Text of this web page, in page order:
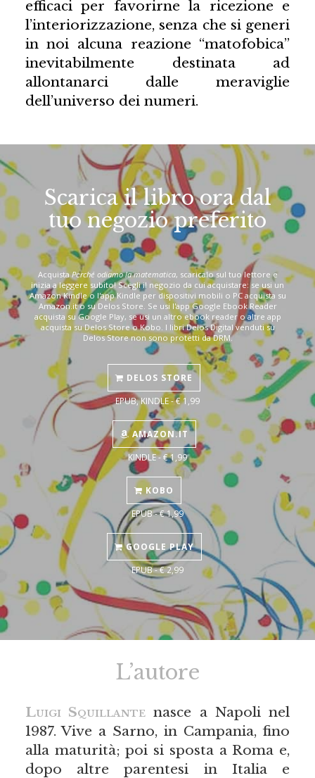
efficaci per favorirne la ricezione e
l’interiorizzazione, senza che si generi
in noi alcuna reazione “matofobica”
inevitabilmente destinata ad
allontanarci dalle meraviglie
dell’universo dei numeri.
Scarica il libro ora dal
tuo negozio preferito
AcquistaPerché odiamo la matematica, scaricalo sul tuo lettore e
inizia a leggere subito! Scegli il negozio da cui acquistare: se usi un
Amazon Kindle o l'app Kindle per dispositivi mobili o PC acquista su
Amazon.it o su Delos Store. Se usi l'app Google Ebook Reader
acquista su Google Play, se usi un altro ebook reader o altre app
acquista su Delos Store o Kobo. I libri Delos Digital venduti su
Delos Store non sono protetti da DRM.
DELOS STORE
EPUB, KINDLE - € 1,99
AMAZON.IT
KINDLE - € 1,99
KOBO
EPUB - € 1,99
GOOGLE PLAY
EPUB - € 2,99
L’autore
Luigi Squillante nasce a Napoli nel
1987. Vive a Sarno, in Campania, fino
alla maturità; poi si sposta a Roma e,
dopo altre parentesi in Italia e